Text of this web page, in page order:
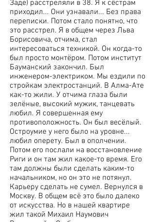
Заде) расстреляли в 38. Я к сёстрам
приходил... Они узнавали... Без права
переписки. Потом стало понятно, что
это расстрел. Я в общем через Льва
Борисовича, отчима, стал
интересоваться техникой. Он когда-то
был просто монтёром. Потом институт
Бауманский закончил. Был
инженером-электриком. Мы ездили по
стройкам электростанций. В Алма-Ате
как-то жили. У отчима глаза были
зелёные, высокий мужик, танцевать
любил. Я совершенная ему
противоположность. Он был весёлый.
Остроумие у него было на уровне...
любил оперету. Был в ополчении.
Потом его послали на восстановление
Риги и он там жил какое-то время. Его
там должны были сделать каким-то
начальником, но он это не потянул.
Карьеру сделать не сумел. Вернулся в
Москву. В общем всё это было далеко
от искусства. Но в нашей квартире
жил такой Михаил Наумович